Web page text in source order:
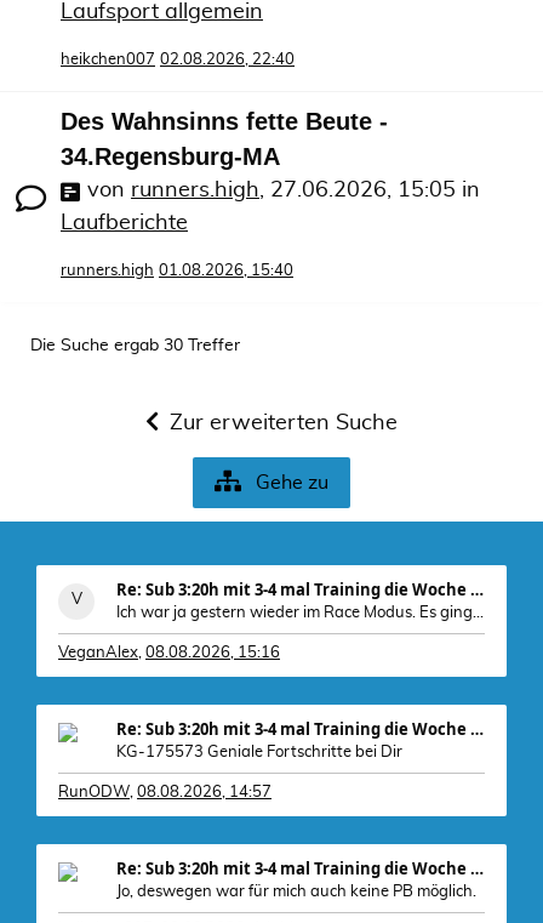
Laufsport allgemein
heikchen007 02.08.2026, 22:40
Des Wahnsinns fette Beute -
34.Regensburg-MA
von runners.high, 27.06.2026, 15:05 in
Laufberichte
runners.high 01.08.2026, 15:40
Die Suche ergab 30 Treffer
Zur erweiterten Suche
Gehe zu
Re: Sub 3:20h mit 3-4 mal Training die Woche machb
Ich war ja gestern wieder im Race Modus. Es ging d
VeganAlex, 08.08.2026, 15:16
Re: Sub 3:20h mit 3-4 mal Training die Woche machb
KG-175573 Geniale Fortschritte bei Dir
, zudem
RunODW, 08.08.2026, 14:57
Re: Sub 3:20h mit 3-4 mal Training die Woche machb
Jo, deswegen war für mich auch keine PB möglich.